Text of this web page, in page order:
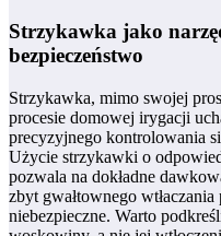
Strzykawka jako
bezpieczeństwo
Strzykawka, mimo swojej
procesie domowej irygacji
precyzyjnego kontrolowania
Użycie strzykawki o
pozwala na dokładne
zbyt gwałtownego
niebezpieczne. Warto